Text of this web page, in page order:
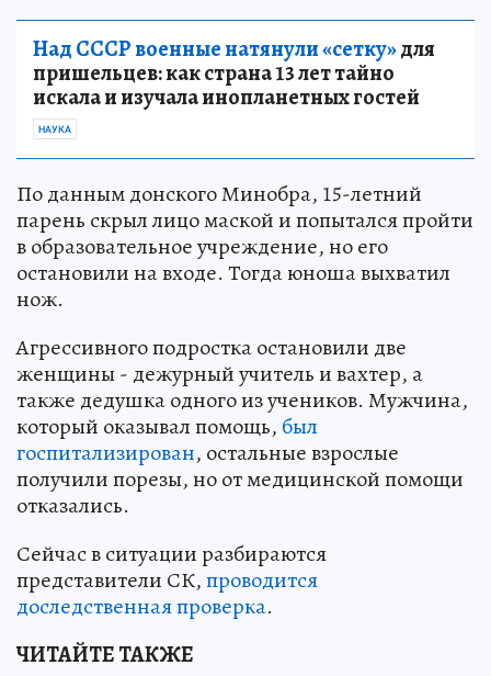
Над СССР военные натянули «сетку»для
пришельцев: как страна 13 лет тайно
искала и изучала инопланетных гостей
НАУКА
По данным донского Минобра, 15-летний
парень скрыл лицо маской и попытался пройти
в образовательное учреждение, но его
остановили на входе. Тогда юноша выхватил
нож.
Агрессивного подростка остановили две
женщины - дежурный учитель и вахтер, а
также дедушка одного из учеников. Мужчина,
который оказывал помощь, был
госпитализирован, остальные взрослые
получили порезы, но от медицинской помощи
отказались.
Сейчас в ситуации разбираются
представители СК,проводится
доследственная проверка.
ЧИТАЙТЕ ТАКЖЕ